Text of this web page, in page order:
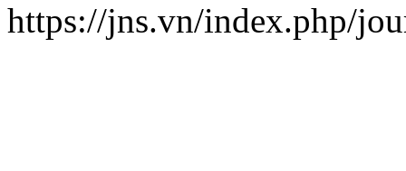
https://jns.vn/index.php/